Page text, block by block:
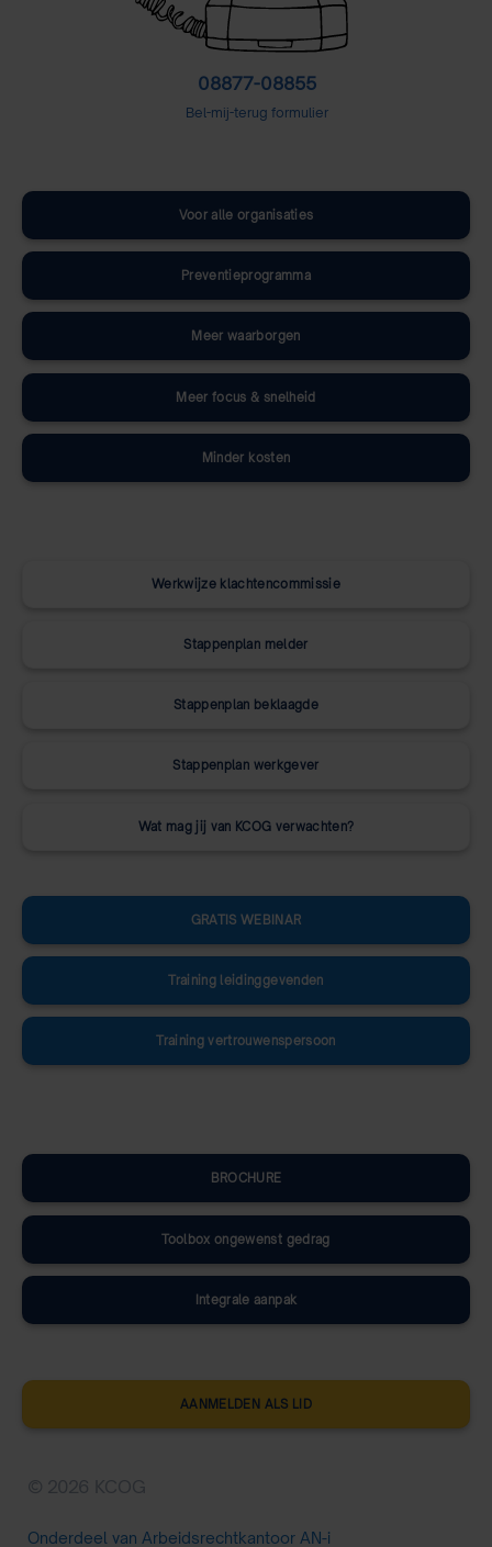
08877-08855
Bel-mij-terug formulier
Voor alle organisaties
Preventieprogramma
Meer waarborgen
Meer focus & snelheid
Minder kosten
Werkwijze klachtencommissie
Stappenplan melder
Stappenplan beklaagde
Stappenplan werkgever
Wat mag jij van KCOG verwachten?
GRATIS WEBINAR
Training leidinggevenden
Training vertrouwenspersoon
BROCHURE
Toolbox ongewenst gedrag
Integrale aanpak
AANMELDEN ALS LID
© 2026 KCOG
Onderdeel van Arbeidsrechtkantoor AN-i